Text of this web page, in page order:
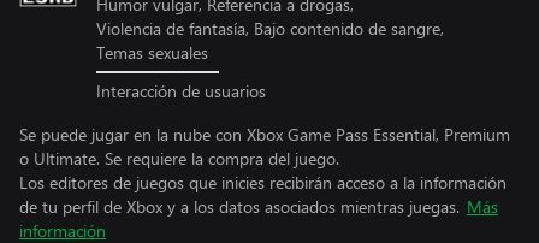
Violencia de fantasía, Bajo contenido de sangre,
Temas sexuales
Interacción de usuarios
Se puede jugar en la nube con Xbox Game Pass Essential, Premium
o Ultimate. Se requiere la compra del juego.
Los editores de juegos que inicies recibirán acceso a la información
de tu perfil de Xbox y a los datos asociados mientras juegas. Más
información